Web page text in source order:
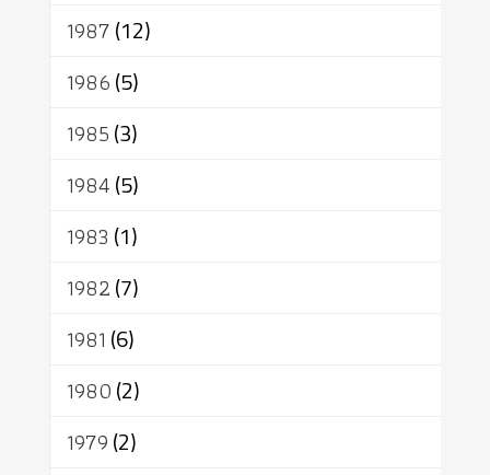
1987(12)
1986(5)
1985(3)
1984(5)
1983 (1)
1982(7)
1981 (6)
1980(2)
1979(2)